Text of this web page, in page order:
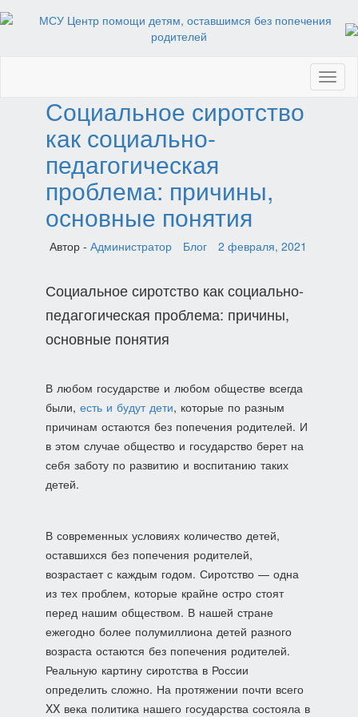
Социальное сиротство
как социально-
педагогическая
проблема: причины,
основные понятия
Автор - Администратор Блог 2 февраля, 2021
Социальное сиротство как социально-
педагогическая проблема: причины,
основные понятия
В любом государстве и любом обществе всегда
были, есть и будут дети, которые по разным
причинам остаются без попечения родителей. И
в этом случае общество и государство берет на
себя заботу по развитию и воспитанию таких
детей.
В современных условиях количество детей,
оставшихся без попечения родителей,
возрастает с каждым годом. Сиротство — одна
из тех проблем, которые крайне остро стоят
перед нашим обществом. В нашей стране
ежегодно более полумиллиона де­тей разного
возраста остаются без попечения родителей.
Реальную картину сиротства в России
определить сложно. На протяжении почти всего
XX века политика нашего государства состояла в